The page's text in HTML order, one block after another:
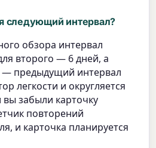
следующий интервал?
обзора интервал
второго — 6 дней, а
— предыдущий интервал
легкости и округляется
забыли карточку
повторений
и карточка планируется